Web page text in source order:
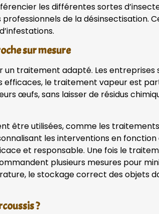
les différentes sortes
de la désinsectisation.
sur mesure
traitement adapté. Les
efficaces, le traitement vapeur est
œufs, sans laisser de résidus
être utilisées, comme les
les interventions en
et responsable. Une fois le
plusieurs mesures pour
le stockage correct des objets
?